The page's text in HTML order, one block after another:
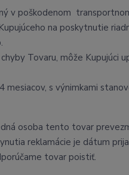
v poškodenom
na poskytnutie
Tovaru, môže Kupujúci
s výnimkami
osoba tento tovar
reklamácie je dátum
tovar poistiť.